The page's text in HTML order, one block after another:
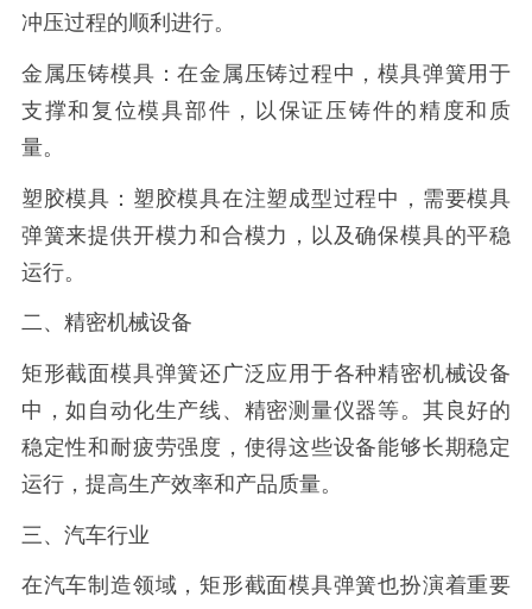
冲压过程的顺利进行。
金属压铸模具：在金属压铸过程中，模具弹簧用于
支撑和复位模具部件，以保证压铸件的精度和质
量。
塑胶模具：塑胶模具在注塑成型过程中，需要模具
弹簧来提供开模力和合模力，以及确保模具的平稳
运行。
二、精密机械设备
矩形截面模具弹簧还广泛应用于各种精密机械设备
中，如自动化生产线、精密测量仪器等。其良好的
稳定性和耐疲劳强度，使得这些设备能够长期稳定
运行，提高生产效率和产品质量。
三、汽车行业
在汽车制造领域，矩形截面模具弹簧也扮演着重要